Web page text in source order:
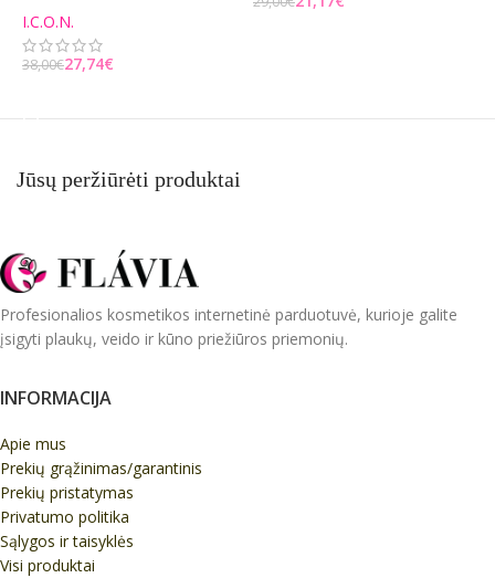
I.C.O.N.
38,00€27,74€
Jūsų peržiūrėti produktai
Profesionalios kosmetikos internetinė parduotuvė, kurioje galite
įsigyti plaukų, veido ir kūno priežiūros priemonių.
INFORMACIJA
Apie mus
Prekių grąžinimas/garantinis
Prekių pristatymas
Privatumo politika
Sąlygos ir taisyklės
Visi produktai